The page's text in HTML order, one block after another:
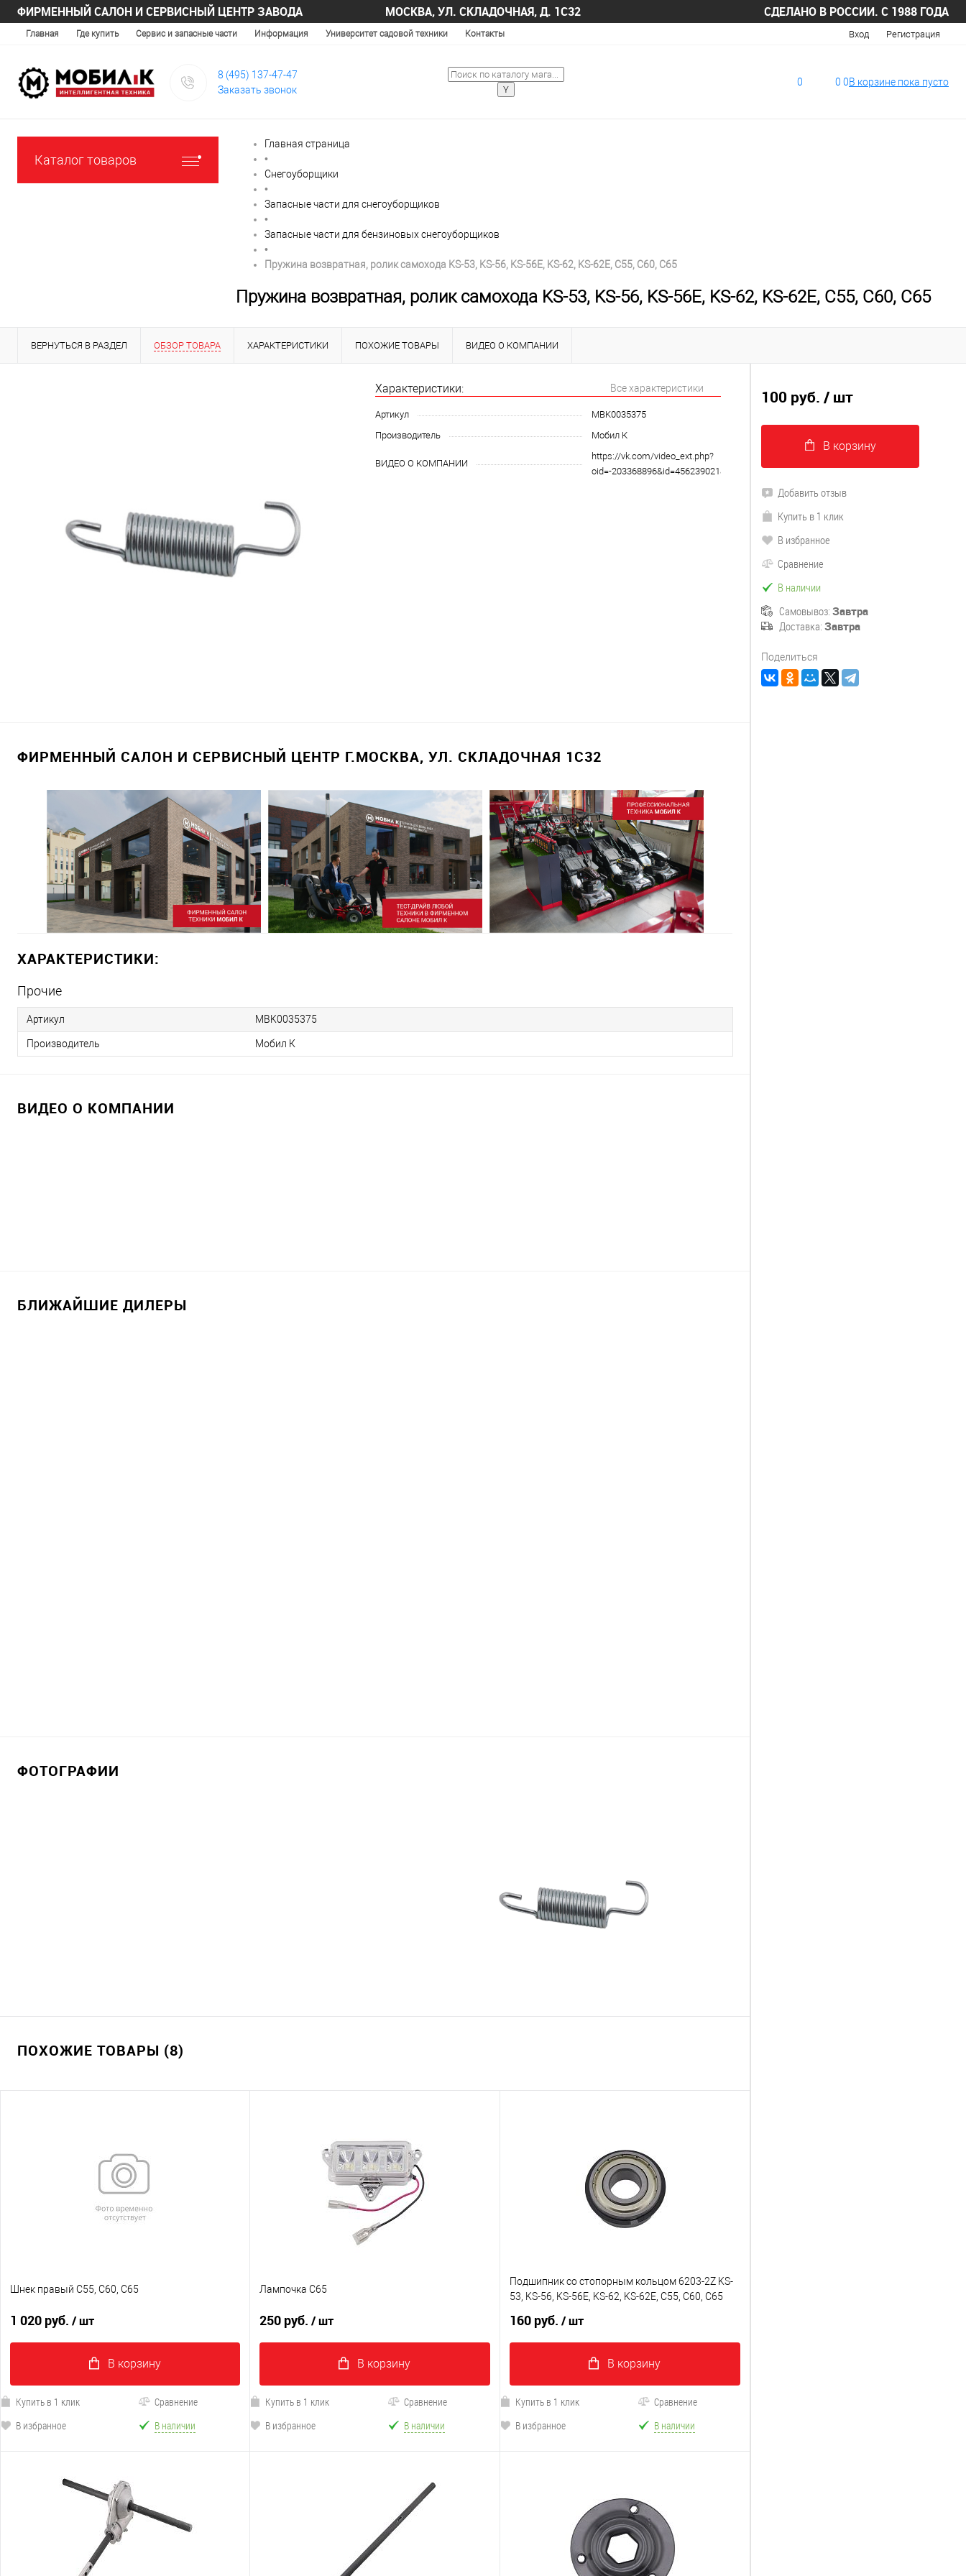
ФИРМЕННЫЙ САЛОН И СЕРВИСНЫЙ ЦЕНТР ЗАВОДА МОСКВА, УЛ. СКЛАДОЧНАЯ, Д. 1С32 СДЕЛАНО В РОССИИ. С 1988 ГОДА
Главная Где купить Сервис и запасные части Информация Университет садовой техники Контакты Вход Регистрация
8 (495) 137-47-47
Заказать звонок
0 0 0В корзине пока пусто
Каталог товаров
Главная страница
•
Снегоуборщики
•
Запасные части для снегоуборщиков
•
Запасные части для бензиновых снегоуборщиков
•
Пружина возвратная, ролик самохода KS-53, KS-56, KS-56E, KS-62, KS-62E, C55, C60, C65
Пружина возвратная, ролик самохода KS-53, KS-56, KS-56E, KS-62, KS-62E, C55, C60, C65
ВЕРНУТЬСЯ В РАЗДЕЛ ОБЗОР ТОВАРА ХАРАКТЕРИСТИКИ ПОХОЖИЕ ТОВАРЫ ВИДЕО О КОМПАНИИ
Характеристики: Все характеристики
Артикул
MBK0035375
Производитель
Мобил К
ВИДЕО О КОМПАНИИ
https://vk.com/video_ext.php?
oid=-203368896&id=456239021&hd=2
ФИРМЕННЫЙ САЛОН И СЕРВИСНЫЙ ЦЕНТР Г.МОСКВА, УЛ. СКЛАДОЧНАЯ 1С32
ХАРАКТЕРИСТИКИ:
Прочие
Артикул MBK0035375
Производитель Мобил К
ВИДЕО О КОМПАНИИ
БЛИЖАЙШИЕ ДИЛЕРЫ
ФОТОГРАФИИ
ПОХОЖИЕ ТОВАРЫ (8)
Шнек правый C55, C60, C65
1 020 руб. / шт
В корзину
Купить в 1 клик
Сравнение
В избранное
В наличии
Лампочка C65
250 руб./ шт
В корзину
Купить в 1 клик
Сравнение
В избранное
В наличии
Подшипник со стопорным кольцом 6203-2Z KS-
53, KS-56, KS-56E, KS-62, KS-62E, C55, C60, C65
160 руб. / шт
В корзину
Купить в 1 клик
Сравнение
В избранное
В наличии
100 руб. / шт
В корзину
Добавить отзыв
Купить в 1 клик
В избранное
Сравнение
В наличии
Самовывоз: Завтра
Доставка: Завтра
Поделиться